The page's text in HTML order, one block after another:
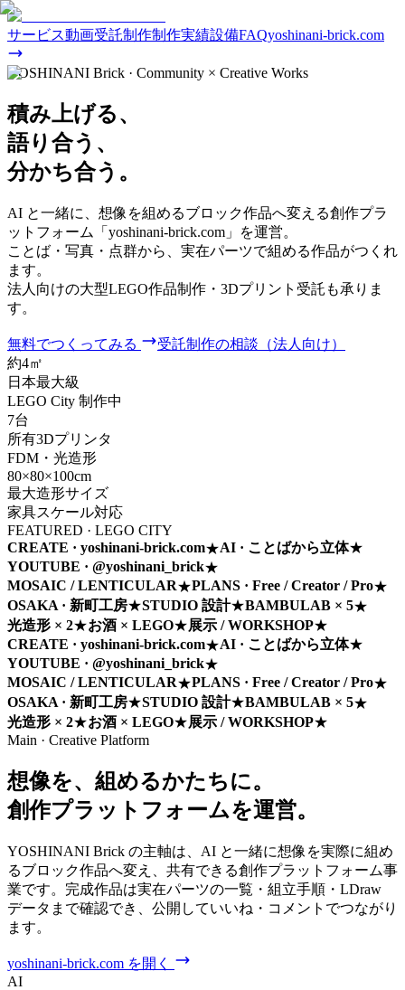
サービス動画受託制作制作実績設備FAQyoshinani-brick.com
YOSHINANI Brick · Community × Creative Works
積み上げる、
語り合う、
分かち合う。
AI と一緒に、想像を組めるブロック作品へ変える創作プラ
ットフォーム「yoshinani-brick.com」を運営。
ことば・写真・点群から、実在パーツで組める作品がつくれ
ます。
法人向けの大型LEGO作品制作・3Dプリント受託も承りま
す。
無料でつくってみる
受託制作の相談（法人向け）
約4㎡
日本最大級
LEGO City 制作中
7台
所有3Dプリンタ
FDM・光造形
80×80×100cm
最大造形サイズ
家具スケール対応
FEATURED · LEGO CITY
CREATE · yoshinani-brick.com★AI · ことばから立体★
YOUTUBE · @yoshinani_brick★
MOSAIC / LENTICULAR★PLANS · Free / Creator / Pro★
OSAKA · 新町工房★STUDIO 設計★BAMBULAB × 5★
光造形 × 2★お酒 × LEGO★展示 / WORKSHOP★
CREATE · yoshinani-brick.com★AI · ことばから立体★
YOUTUBE · @yoshinani_brick★
MOSAIC / LENTICULAR★PLANS · Free / Creator / Pro★
OSAKA · 新町工房★STUDIO 設計★BAMBULAB × 5★
光造形 × 2★お酒 × LEGO★展示 / WORKSHOP★
Main · Creative Platform
想像を、組めるかたちに。
創作プラットフォームを運営。
YOSHINANI Brick の主軸は、AI と一緒に想像を実際に組め
るブロック作品へ変え、共有できる創作プラットフォーム事
業です。完成作品は実在パーツの一覧・組立手順・LDraw
データまで確認でき、公開していいね・コメントでつながり
ます。
yoshinani-brick.com を開く
AI